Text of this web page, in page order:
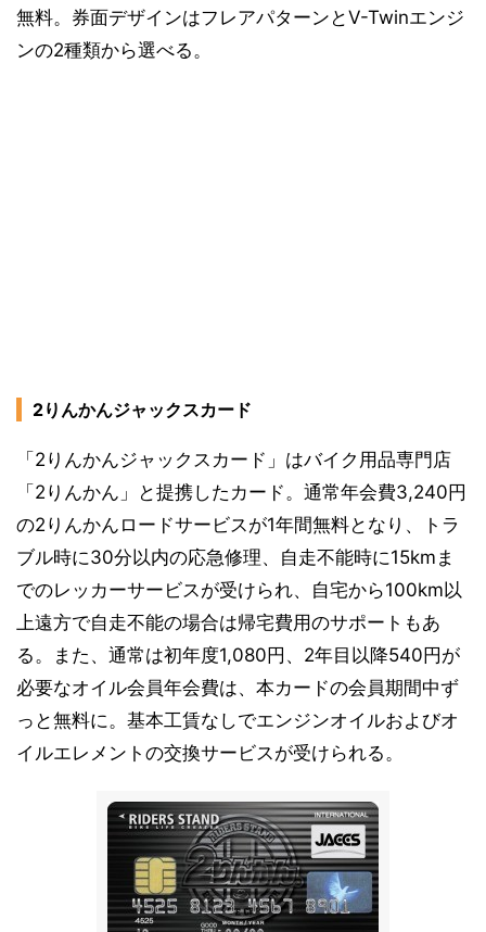
無料。券面デザインはフレアパターンとV-Twinエンジ
ンの2種類から選べる。
2りんかんジャックスカード
「2りんかんジャックスカード」はバイク用品専門店
「2りんかん」と提携したカード。通常年会費3,240円
の2りんかんロードサービスが1年間無料となり、トラ
ブル時に30分以内の応急修理、自走不能時に15kmま
でのレッカーサービスが受けられ、自宅から100km以
上遠方で自走不能の場合は帰宅費用のサポートもあ
る。また、通常は初年度1,080円、2年目以降540円が
必要なオイル会員年会費は、本カードの会員期間中ず
っと無料に。基本工賃なしでエンジンオイルおよびオ
イルエレメントの交換サービスが受けられる。